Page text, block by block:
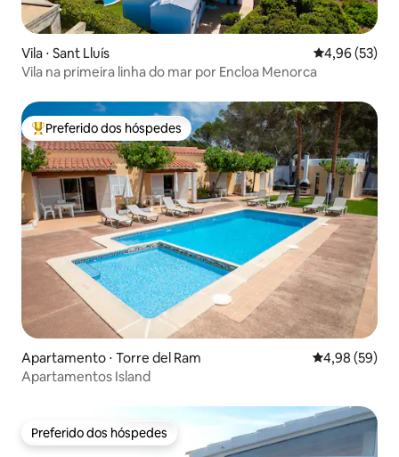
Vila ⋅ Sant Lluís 4,96 de uma
4,96 (53)
Vila na primeira linha do mar por Encloa Menorca
Entre os melhores preferidos dos hóspedes
Preferido dos hóspedes
Apartamento ⋅ Torre del Ram 4,98 de uma
4,98 (59)
Apartamentos Island
Preferido dos hóspedes
Preferido dos hóspedes